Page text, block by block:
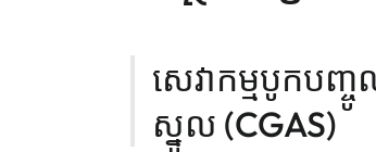
សេវាកម្មបូកបញ្
ស្នូល (CGAS)